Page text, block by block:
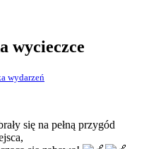
wycieczce
wydarzeń
się na pełną przygód